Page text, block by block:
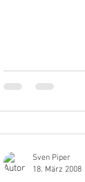
Sven Piper
18. März 2008